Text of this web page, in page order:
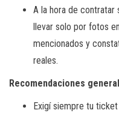
A la hora de contratar
llevar solo por fotos
mencionados y
reales.
Recomendaciones
Exigí siempre tu